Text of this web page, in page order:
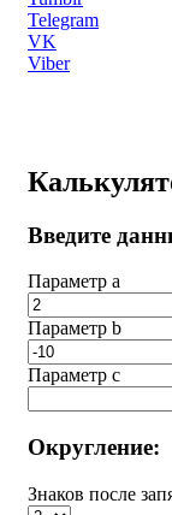
Telegram
VK
Viber
Введите
Параметр a
Параметр b
Параметр с
Округление:
Знаков после